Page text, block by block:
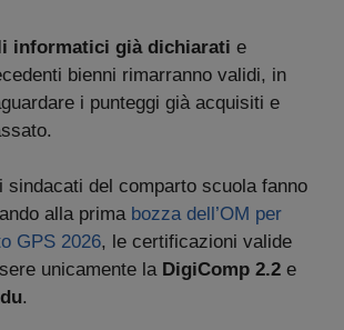
informatici già dichiarati e
bienni rimarranno validi, in
i punteggi già acquisiti e
sindacati del comparto scuola fanno
alla prima bozza dell’OM per
GPS 2026, le certificazioni valide
unicamente la DigiComp 2.2 e
.